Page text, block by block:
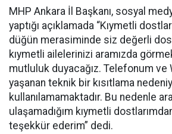
MHP Ankara İl Başkanı, sosyal
yaptığı açıklamada “Kıymetli
düğün merasiminde siz değerli
kıymetli ailelerinizi aramızda
mutluluk duyacağız. Telefonum ve
yaşanan teknik bir kısıtlama
kullanılamamaktadır. Bu nedenle
ulaşamadığım kıymetli
teşekkür ederim” dedi.